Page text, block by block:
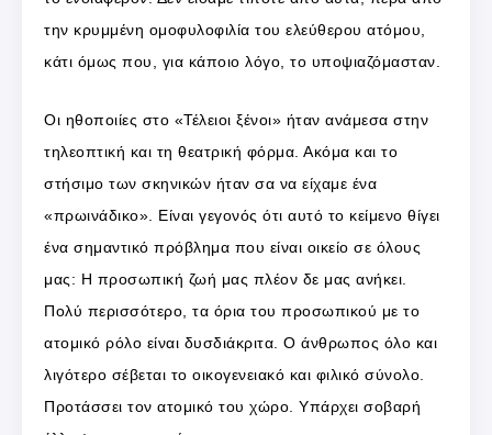
την κρυμμένη ομοφυλοφιλία του ελεύθερου ατόμου,
κάτι όμως που, για κάποιο λόγο, το υποψιαζόμασταν.
Οι ηθοποιίες στο «Τέλειοι ξένοι» ήταν ανάμεσα στην
τηλεοπτική και τη θεατρική φόρμα. Ακόμα και το
στήσιμο των σκηνικών ήταν σα να είχαμε ένα
«πρωινάδικο». Είναι γεγονός ότι αυτό το κείμενο θίγει
ένα σημαντικό πρόβλημα που είναι οικείο σε όλους
μας: Η προσωπική ζωή μας πλέον δε μας ανήκει.
Πολύ περισσότερο, τα όρια του προσωπικού με το
ατομικό ρόλο είναι δυσδιάκριτα. Ο άνθρωπος όλο και
λιγότερο σέβεται το οικογενειακό και φιλικό σύνολο.
Προτάσσει τον ατομικό του χώρο. Υπάρχει σοβαρή